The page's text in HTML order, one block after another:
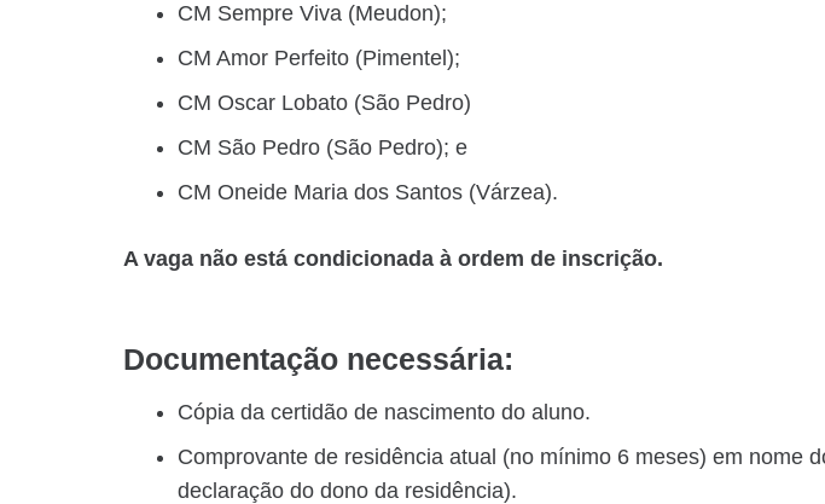
CM Sempre Viva (Meudon);
CM Amor Perfeito (Pimentel);
CM Oscar Lobato (São Pedro)
CM São Pedro (São Pedro); e
CM Oneide Maria dos Santos (Várzea).
A vaga não está condicionada à ordem de inscrição.
Documentação necessária:
Cópia da certidão de nascimento do aluno.
Comprovante de residência atual (no mínimo 6 meses) em nome
declaração do dono da residência).